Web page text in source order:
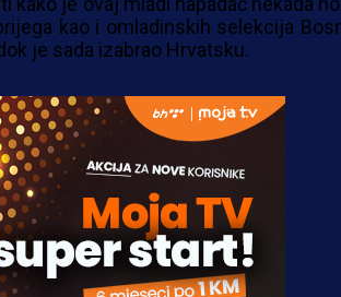
kao i omladinskih selekcija
je sada izabrao Hrvatsku.